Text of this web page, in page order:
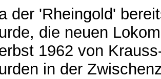
der 'Rheingold'
die neuen
1962 von
in der